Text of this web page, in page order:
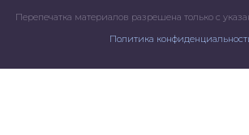
Перепечатка материалов разрешена только с
Политика